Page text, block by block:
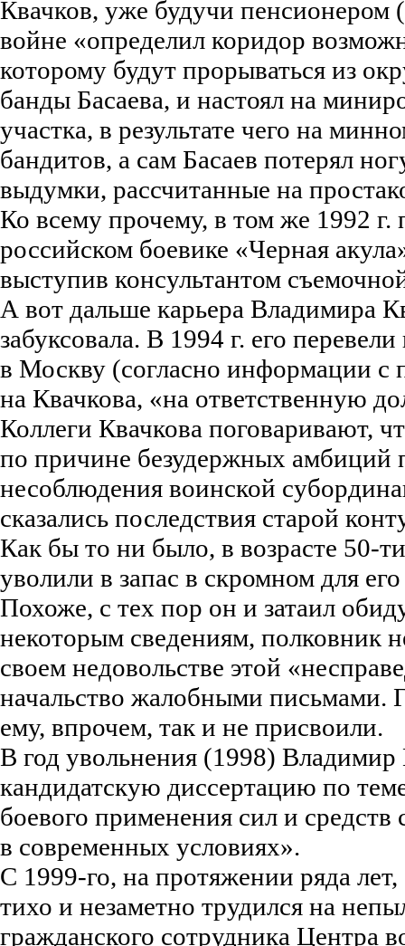
Квачков, уже будучи пенсионером
войне «определил коридор
которому будут прорываться из
банды Басаева, и настоял на
участка, в результате чего на
бандитов, а сам Басаев потерял
выдумки, рассчитанные на
Ко всему прочему, в том же 1992 г.
российском боевике «Черная
выступив консультантом
А вот дальше карьера Владимира
забуксовала. В 1994 г. его
в Москву (согласно информации с
на Квачкова, «на ответственную
Коллеги Квачкова поговаривают,
по причине безудержных амбиций
несоблюдения воинской
сказались последствия старой
Как бы то ни было, в возрасте 50-
уволили в запас в скромном для
Похоже, с тех пор он и затаил
некоторым сведениям, полковник
своем недовольстве этой
начальство жалобными письмами.
ему, впрочем, так и не присвоили.
В год увольнения (1998) Владимир
кандидатскую диссертацию по
боевого применения сил и средств
в современных условиях».
С 1999-го, на протяжении ряда
тихо и незаметно трудился на
гражданского сотрудника Центра